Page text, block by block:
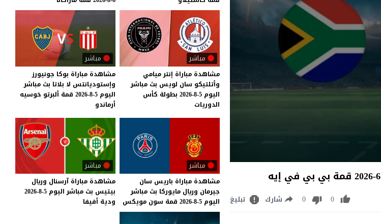
0
0 شارك تبليغ
مباشر
مشاهدة مباراة إنتر ميامي
وأتلتيكو سان لويس بث مباشر
اليوم 5-8-2026 بطولة كأس
الدوريات
مباشر
مشاهدة مباراة بوكا جونيورز
وإستوديانتس لا بلاتا بث مباشر
اليوم 5-8-2026 قمة ألبرتو خوسيه
أرماندو
مباشر
مشاهدة مباراة باريس سان
جيرمان وريال مايوركا بث مباشر
اليوم 5-8-2026 قمة سون مويكس
مباشر
مشاهدة مباراة آرسنال وريال
بيتيس بث مباشر اليوم 5-8-2026
ودية أفيفا